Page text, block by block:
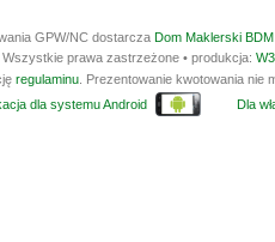
GPW/NC dostarcza Dom Maklerski
prawa zastrzeżone • produkcja:
regulaminu . Prezentowanie kwotowania
dla systemu Android Dla